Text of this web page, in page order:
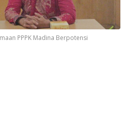
PPPK Madina Berpotensi